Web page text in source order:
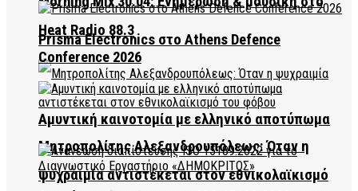
Heat Radio 88.3
Μητροπολίτης Αλεξανδρουπόλεως: Όταν η
ψυχραιμία αντιστέκεται στον εθνικολαϊκισμό
Prisma Electronics στο Athens Defence
Conference 2026
Αμυντική καινοτομία με ελληνικό αποτύπωμα